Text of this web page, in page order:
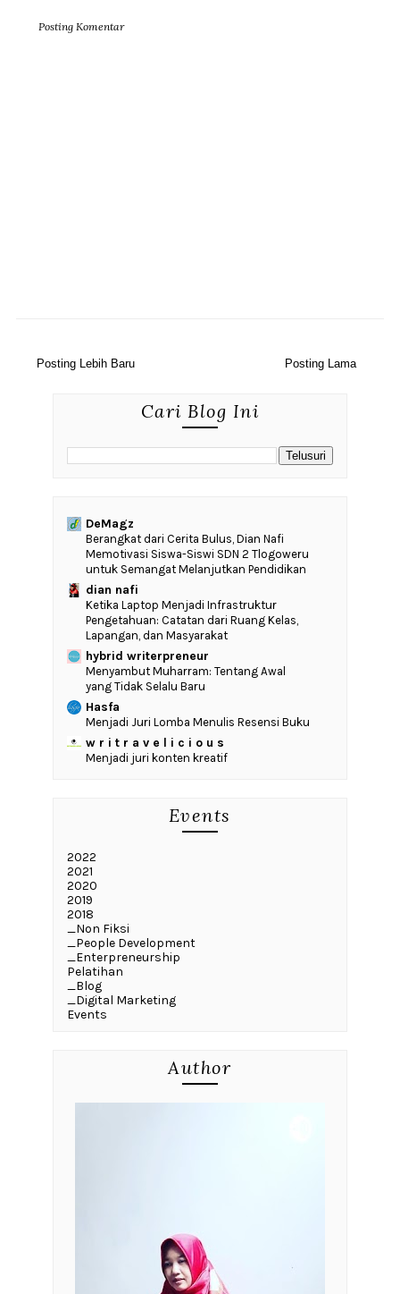
Posting Komentar
Posting Lebih Baru Posting Lama
Cari Blog Ini
DeMagz
‎Berangkat dari Cerita Bulus, Dian Nafi
Memotivasi Siswa-Siswi SDN 2 Tlogoweru
untuk Semangat Melanjutkan Pendidikan
dian nafi
Ketika Laptop Menjadi Infrastruktur
Pengetahuan: Catatan dari Ruang Kelas,
Lapangan, dan Masyarakat
hybrid writerpreneur
Menyambut Muharram: Tentang Awal
yang Tidak Selalu Baru
Hasfa
Menjadi Juri Lomba Menulis Resensi Buku
w r i t r a v e l i c i o u s
Menjadi juri konten kreatif
Events
2022
2021
2020
2019
2018
_Non Fiksi
_People Development
_Enterpreneurship
Pelatihan
_Blog
_Digital Marketing
Events
Author